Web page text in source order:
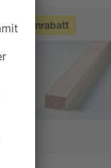
Mengenrabatt